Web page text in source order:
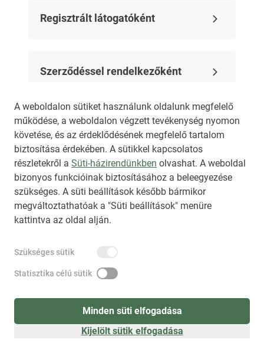
A weboldalon sütiket használunk oldalunk megfelelő
működése, a weboldalon végzett tevékenység nyomon
követése, és az érdeklődésének megfelelő tartalom
biztosítása érdekében. A sütikkel kapcsolatos
részletekről a Süti-házirendünkben olvashat. A weboldal
bizonyos funkcióinak biztosításához a beleegyezése
szükséges. A süti beállítások később bármikor
megváltoztathatóak a "Süti beállítások" menüre
kattintva az oldal alján.
Szükséges sütik
Statisztika célú sütik
Minden süti elfogadása
Kijelölt sütik elfogadása
Regisztrált látogatóként
Szerződéssel rendelkezőként
Regisztráció(látogatóként)